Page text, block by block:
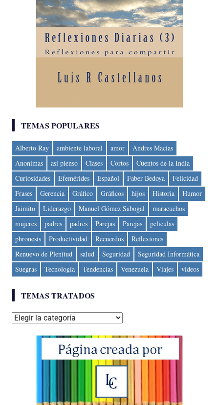
TEMAS POPULARES
Alberto Ray ambiente laboral amor
Andres Macias
Anonimas
asi pienso Clases Cortos
Cuentos de la India
Curiosidades
Efemérides Español Faber Bedoya
Felicidad
Frases
Gerencia Gráfico Gráficos hijos Historia
Humor
Jaimito
Liderazgo Manuel Gómez Sabogal
maracuchos
mujeres
padres padres Parejas Parejas
peliculas
phronesis
Productividad Recuerdos
Reflexiones
Renuevo de Plenitud
salud Seguridad
Seguridad Informática
Suegras
Tecnología Tendencias Venezuela Viajes videos
TEMAS TRATADOS
Temas